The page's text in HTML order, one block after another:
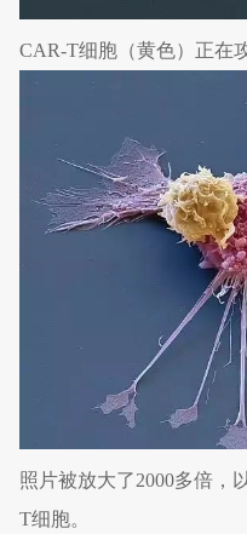
CAR-T细胞（黄色）正在
照片被放大了2000多倍，
T细胞。